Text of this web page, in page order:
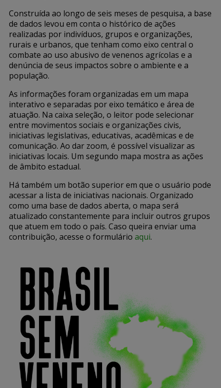
Construída ao longo de seis meses de pesquisa, a base
de dados levou em conta o histórico de ações
realizadas por indivíduos, grupos e organizações,
rurais e urbanos, que tenham como eixo central o
combate ao uso abusivo de venenos agrícolas e a
denúncia de seus impactos sobre o ambiente e a
população.
As informações foram organizadas em um mapa
interativo e separadas por eixo temático e área de
atuação. Na caixa seleção, o leitor pode selecionar
entre movimentos sociais e organizações civis,
iniciativas legislativas, educativas, acadêmicas e de
comunicação. Ao dar zoom, é possível visualizar as
iniciativas locais. Um segundo mapa mostra as ações
de âmbito estadual.
Há também um botão superior em que o usuário pode
acessar a lista de iniciativas nacionais. Organizado
como uma base de dados aberta, o mapa será
atualizado constantemente para incluir outros grupos
que atuem em todo o país. Caso queira enviar uma
contribuição, acesse o formulário aqui.